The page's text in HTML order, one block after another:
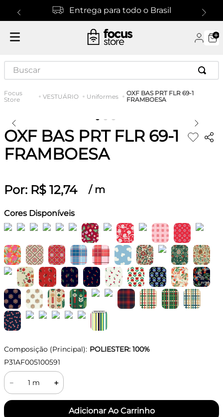
Entrega para todo o Brasil
Buscar
VESTUÁRIO Uniformes
OXF BAS PRT FLR 69-1
FRAMBOESA
OXF BAS PRT FLR 69-1
FRAMBOESA
Por: R$ 12,74 / m
Cores Disponíveis
Composição (Principal): POLIESTER: 100%
P31AF005100591
＋
－